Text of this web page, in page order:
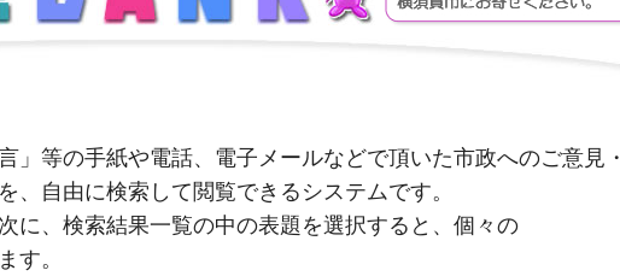
等の手紙や電話、電子メールなどで頂いた市政へのご意見・
自由に検索して閲覧できるシステムです。
に、検索結果一覧の中の表題を選択すると、個々の
す。